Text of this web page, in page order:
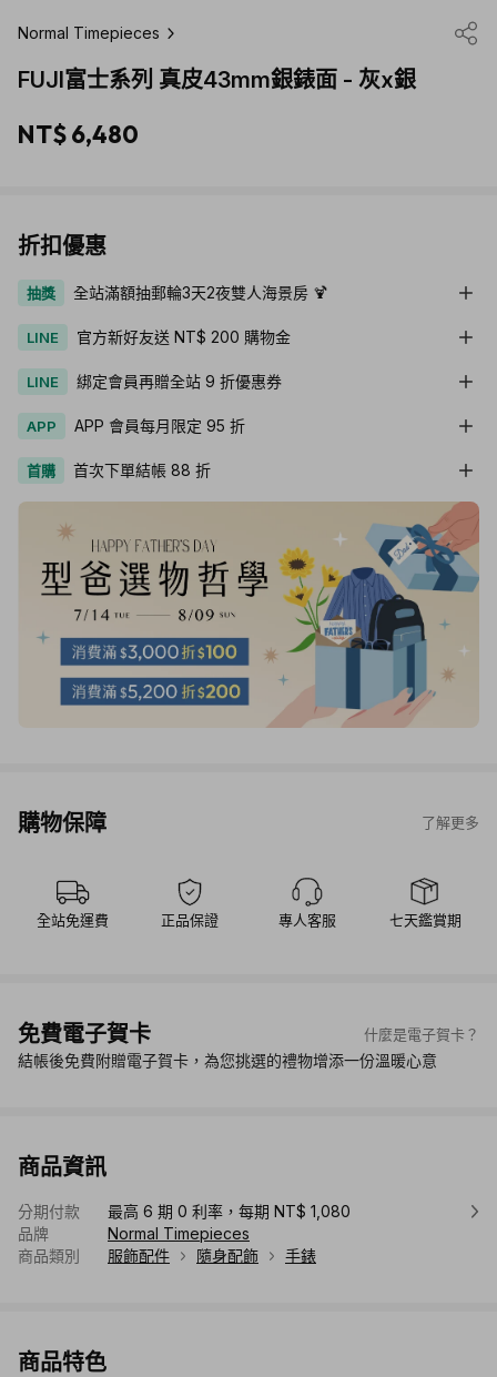
Normal Timepieces
FUJI富士系列 真皮43mm銀錶面 - 灰x銀
NT$ 6,480
折扣優惠
抽獎 全站滿額抽郵輪3天2夜雙人海景房 🍹
LINE 官方新好友送 NT$ 200 購物金
LINE 綁定會員再贈全站 9 折優惠券
APP APP 會員每月限定 95 折
首購 首次下單結帳 88 折
購物保障 了解更多
全站免運費 正品保證 專人客服 七天鑑賞期
免費電子賀卡 什麼是電子賀卡？
結帳後免費附贈電子賀卡，為您挑選的禮物增添一份溫暖心意
商品資訊
分期付款
最高 6 期 0 利率，每期 NT$ 1,080
品牌
Normal Timepieces
商品類別
服飾配件 隨身配飾 手錶
商品特色